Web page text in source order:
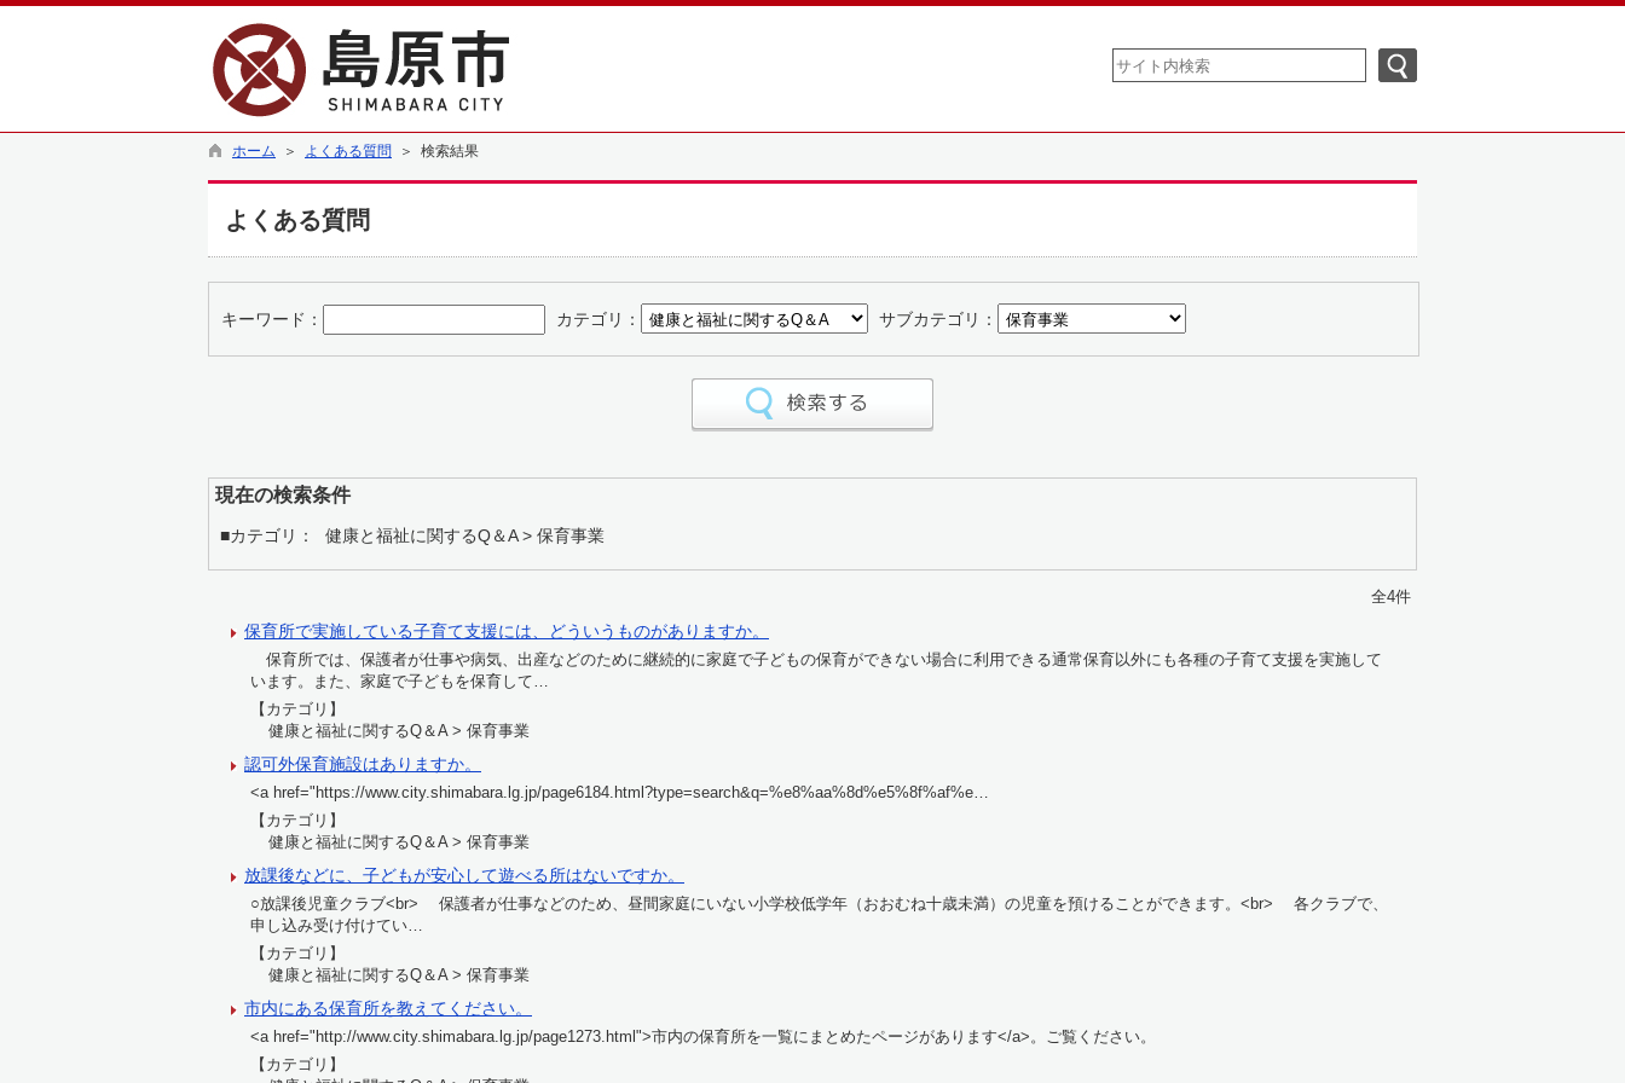
ホーム ＞ よくある質問 ＞ 検索結果
よくある質問
キーワード： カテゴリ： サブカテゴリ：
現在の検索条件
■カテゴリ： 健康と福祉に関するQ＆A > 保育事業
全4件
保育所で実施している子育て支援には、どういうものがありますか。
保育所では、保護者が仕事や病気、出産などのために継続的に家庭で子どもの保育ができない場合に利用できる通常保育以外にも各種の子育て支援を実施して
います。また、家庭で子どもを保育して…
【カテゴリ】
健康と福祉に関するQ＆A > 保育事業
認可外保育施設はありますか。
<a href="https://www.city.shimabara.lg.jp/page6184.html?type=search&q=%e8%aa%8d%e5%8f%af%e…
【カテゴリ】
健康と福祉に関するQ＆A > 保育事業
放課後などに、子どもが安心して遊べる所はないですか。
○放課後児童クラブ<br> 保護者が仕事などのため、昼間家庭にいない小学校低学年（おおむね十歳未満）の児童を預けることができます。<br> 各クラブで、
申し込み受け付けてい…
【カテゴリ】
健康と福祉に関するQ＆A > 保育事業
市内にある保育所を教えてください。
<a href="http://www.city.shimabara.lg.jp/page1273.html">市内の保育所を一覧にまとめたページがあります</a>。ご覧ください。
【カテゴリ】